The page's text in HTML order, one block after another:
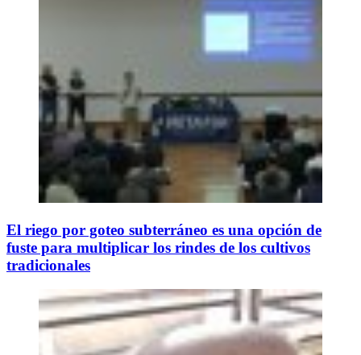
El riego por goteo subterráneo es una opción de
fuste para multiplicar los rindes de los cultivos
tradicionales